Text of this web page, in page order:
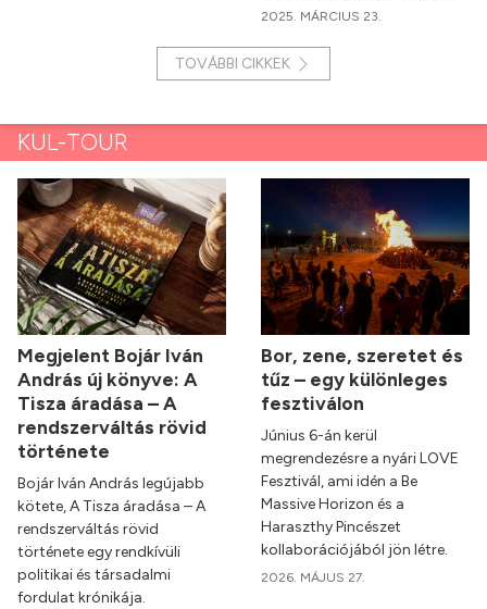
2025. MÁRCIUS 23.
TOVÁBBI CIKKEK
KUL-TOUR
Megjelent Bojár Iván
András új könyve: A
Tisza áradása – A
rendszerváltás rövid
története
Bojár Iván András legújabb
kötete, A Tisza áradása – A
rendszerváltás rövid
története egy rendkívüli
politikai és társadalmi
fordulat krónikája.
Bor, zene, szeretet és
tűz – egy különleges
fesztiválon
Június 6-án kerül
megrendezésre a nyári LOVE
Fesztivál, ami idén a Be
Massive Horizon és a
Haraszthy Pincészet
kollaborációjából jön létre.
2026. MÁJUS 27.